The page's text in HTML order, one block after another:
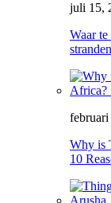
juli 15,
Waar
stranden
Why is
10